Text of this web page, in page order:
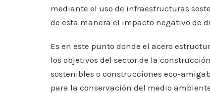
mediante el uso de infraestructuras
de esta manera el impacto negativo de
Es en este punto donde el acero
los objetivos del sector de la
sostenibles o construcciones eco-
para la conservación del medio